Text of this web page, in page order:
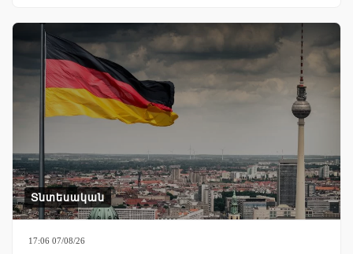
Տնտեսական
17:06 07/08/26